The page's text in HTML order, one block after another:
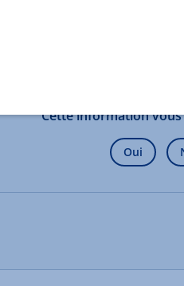
Linux)
Windows)
Cette information vous
Oui